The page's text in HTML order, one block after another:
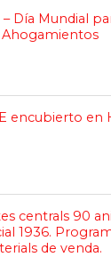
– Día Mundial
Ahogamientos
encubierto en
centrals 90
1936.
de venda.